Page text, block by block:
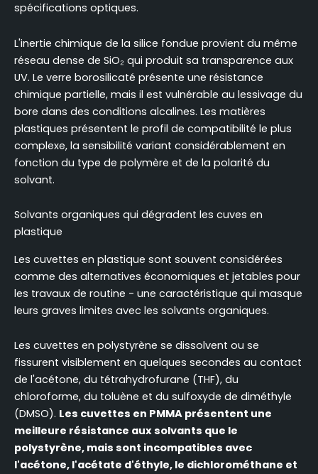
spécifications optiques.
L'inertie chimique de la silice fondue provient du même
réseau dense de SiO₂ qui produit sa transparence aux
UV. Le verre borosilicaté présente une résistance
chimique partielle, mais il est vulnérable au lessivage du
bore dans des conditions alcalines. Les matières
plastiques présentent le profil de compatibilité le plus
complexe, la sensibilité variant considérablement en
fonction du type de polymère et de la polarité du
solvant.
Solvants organiques qui dégradent les cuves en
plastique
Les cuvettes en plastique sont souvent considérées
comme des alternatives économiques et jetables pour
les travaux de routine - une caractéristique qui masque
leurs graves limites avec les solvants organiques.
Les cuvettes en polystyrène se dissolvent ou se
fissurent visiblement en quelques secondes au contact
de l'acétone, du tétrahydrofurane (THF), du
chloroforme, du toluène et du sulfoxyde de diméthyle
(DMSO). Les cuvettes en PMMA présentent une
meilleure résistance aux solvants que le
polystyrène, mais sont incompatibles avec
l'acétone, l'acétate d'éthyle, le dichlorométhane et